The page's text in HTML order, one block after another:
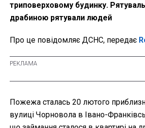
триповерховому будинку.
драбиною рятували людей
Про це повідомляє ДСНС, передає
Пожежа сталась 20 лютого
вулиці Чорновола в Івано-